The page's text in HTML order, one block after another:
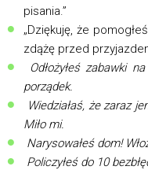
pisania.”
„Dziękuję, że
zdążę przed
Odłożyłeś zabawki
porządek.
Wiedziałaś, że zaraz
Miło mi.
Narysowałeś dom!
Policzyłeś do 10